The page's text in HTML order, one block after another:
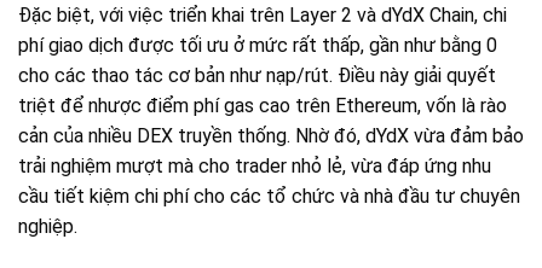
Đặc biệt, với việc triển khai trên Layer 2 và dYdX Chain, chi
phí giao dịch được tối ưu ở mức rất thấp, gần như bằng 0
cho các thao tác cơ bản như nạp/rút. Điều này giải quyết
triệt để nhược điểm phí gas cao trên Ethereum, vốn là rào
cản của nhiều DEX truyền thống. Nhờ đó, dYdX vừa đảm bảo
trải nghiệm mượt mà cho trader nhỏ lẻ, vừa đáp ứng nhu
cầu tiết kiệm chi phí cho các tổ chức và nhà đầu tư chuyên
nghiệp.